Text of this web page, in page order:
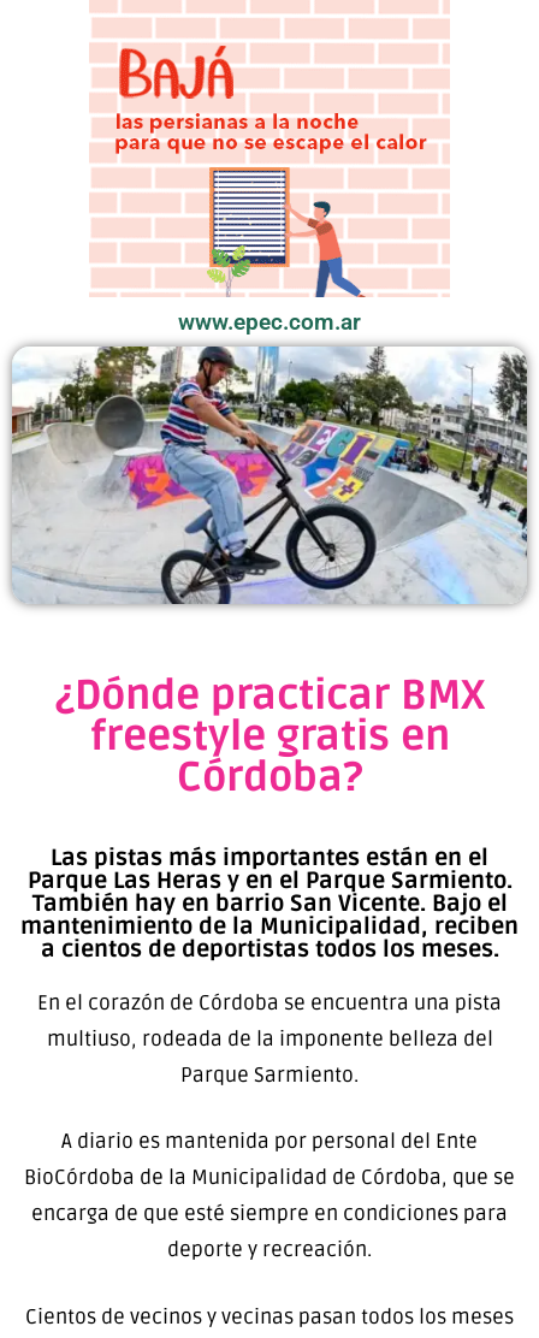
www.epec.com.ar
¿Dónde practicar BMX
freestyle gratis en
Córdoba?
Las pistas más importantes están en el
Parque Las Heras y en el Parque Sarmiento.
También hay en barrio San Vicente. Bajo el
mantenimiento de la Municipalidad, reciben
a cientos de deportistas todos los meses.
En el corazón de Córdoba se encuentra una pista
multiuso, rodeada de la imponente belleza del
Parque Sarmiento.
A diario es mantenida por personal del Ente
BioCórdoba de la Municipalidad de Córdoba, que se
encarga de que esté siempre en condiciones para
deporte y recreación.
Cientos de vecinos y vecinas pasan todos los meses